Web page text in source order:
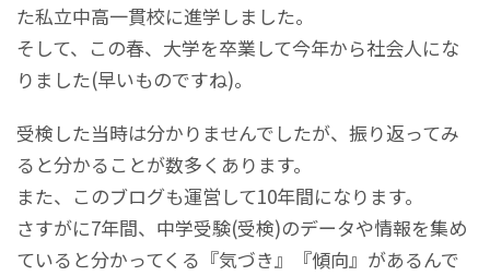
た私立中高一貫校に進学しました。
そして、この春、大学を卒業して今年から社会人にな
りました(早いものですね)。
受検した当時は分かりませんでしたが、振り返ってみ
ると分かることが数多くあります。
また、このブログも運営して10年間になります。
さすがに7年間、中学受験(受検)のデータや情報を集め
ていると分かってくる『気づき』『傾向』があるんで